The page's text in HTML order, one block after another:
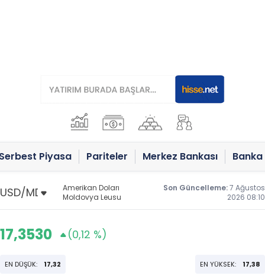
Piyasa Pariteler Merkez Bankası
Amerikan Doları
Moldovya Leusu
Son Güncelleme:7 Ağustos
2026 08:10
17,3530 (0,12 %)
EN DÜŞÜK: 17,32 EN YÜKSEK: 17,38